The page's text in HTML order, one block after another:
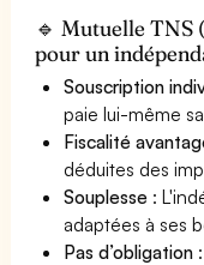
🔹 Mutuelle
pour un
Souscription
paie lui-même
Fiscalité
déduites des
Souplesse :
adaptées à ses
Pas d’obligation